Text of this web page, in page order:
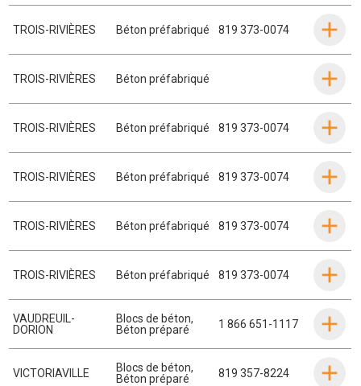
TROIS-RIVIÈRES Béton préfabriqué 819 373-0074
TROIS-RIVIÈRES Béton préfabriqué
TROIS-RIVIÈRES Béton préfabriqué 819 373-0074
TROIS-RIVIÈRES Béton préfabriqué 819 373-0074
TROIS-RIVIÈRES Béton préfabriqué 819 373-0074
TROIS-RIVIÈRES Béton préfabriqué 819 373-0074
VAUDREUIL-
DORION
Blocs de béton,
Béton préparé
1 866 651-1117
VICTORIAVILLE Blocs de béton,
Béton préparé
819 357-8224